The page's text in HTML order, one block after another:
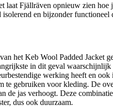
laat Fjällräven opnieuw zien
isolerend en bijzonder
het Keb Wool Padded Jacket
in dit geval
werking heeft en
te gebruiken voor kleding. De
de jas verhoogt. Deze
dus ook duurzaam.